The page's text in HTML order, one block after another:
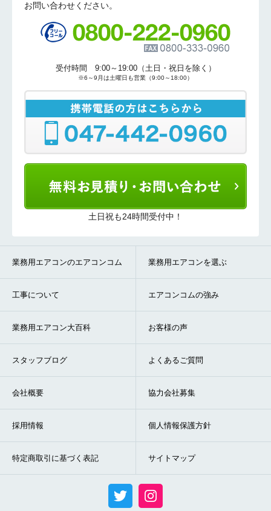
お問い合わせください。
受付時間 9:00～19:00（土日・祝日を除く）
※6～9月は土曜日も営業（9:00～18:00）
土日祝も24時間受付中！
業務用エアコンのエアコンコム 業務用エアコンを選ぶ
工事について エアコンコムの強み
業務用エアコン大百科 お客様の声
スタッフブログ よくあるご質問
会社概要 協力会社募集
採用情報 個人情報保護方針
特定商取引に基づく表記 サイトマップ